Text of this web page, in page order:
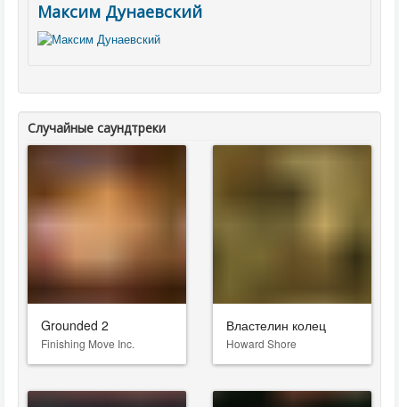
Максим Дунаевский
Случайные саундтреки
Grounded 2
Finishing Move Inc.
Властелин колец
Howard Shore